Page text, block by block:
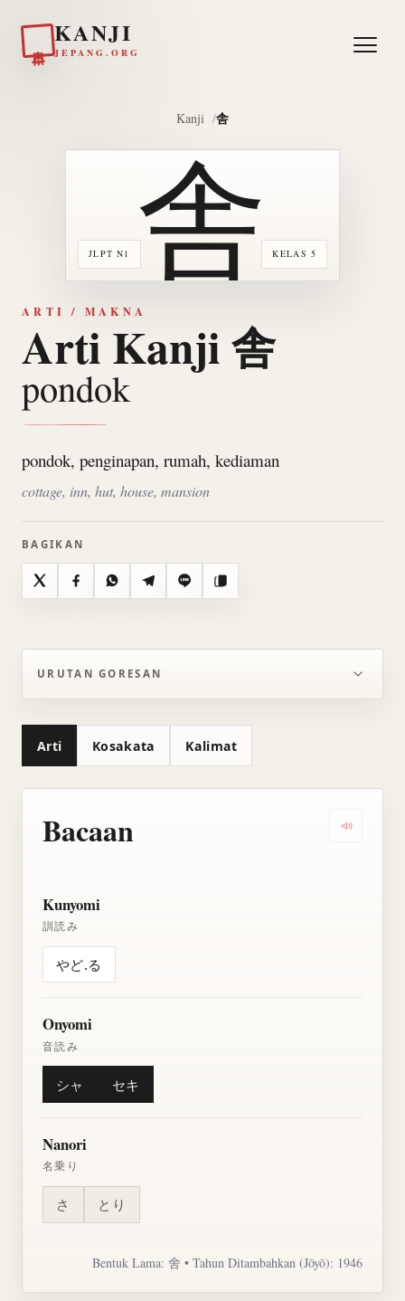
KANJI
JEPANG.ORG
Kanji 舎
JLPT N1 KELAS 5
舎
ARTI / MAKNA
Arti Kanji 舎
pondok
pondok, penginapan, rumah, kediaman
cottage, inn, hut, house, mansion
BAGIKAN
X FacebookWhatsAppTelegramLine Salin
URUTAN GORESAN
Arti Kosakata Kalimat
Bacaan
Kunyomi
訓読み
やど.る
Onyomi
音読み
シャ セキ
Nanori
名乗り
さ とり
Bentuk Lama: 舍 • Tahun Ditambahkan (Jōyō): 1946